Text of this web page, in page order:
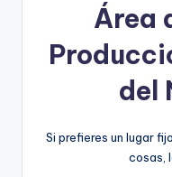
Área
del
Si prefieres un lugar
cosas,